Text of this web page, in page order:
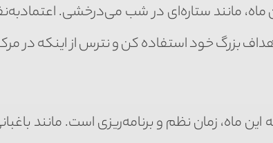
مانند ستاره‌ای در شب می‌درخشی.
بزرگ خود استفاده کن و نترس از اینکه در
ماه، زمان نظم و برنامه‌ریزی است. مانند